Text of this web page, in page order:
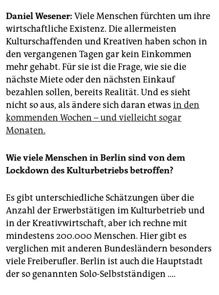
Daniel Wesener: Viele Menschen fürchten um ihre
wirtschaftliche Existenz. Die allermeisten
Kulturschaffenden und Kreativen haben schon in
den vergangenen Tagen gar kein Einkommen
mehr gehabt. Für sie ist die Frage, wie sie die
nächste Miete oder den nächsten Einkauf
bezahlen sollen, bereits Realität. Und es sieht
nicht so aus, als ändere sich daran etwas in den
kommenden Wochen – und vielleicht sogar
Monaten.
Wie viele Menschen in Berlin sind von dem
Lockdown des Kulturbetriebs betroffen?
Es gibt unterschiedliche Schätzungen über die
Anzahl der Erwerbstätigen im Kulturbetrieb und
in der Kreativwirtschaft, aber ich rechne mit
mindestens 200.000 Menschen. Hier gibt es
verglichen mit anderen Bundesländern besonders
viele Freiberufler. Berlin ist auch die Hauptstadt
der so genannten Solo-Selbstständigen ….